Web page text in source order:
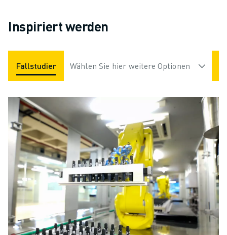
Inspiriert werden
Fallstudien Anwendungen Branchen
Wählen Sie hier weitere Optionen